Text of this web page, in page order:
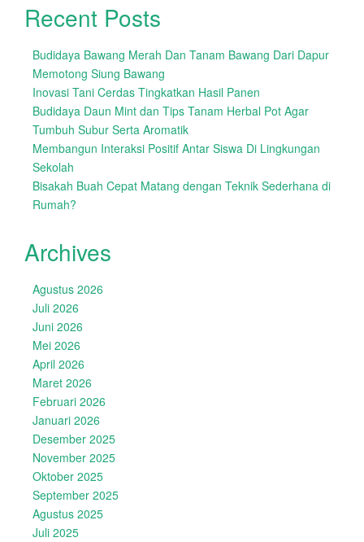
Recent Posts
Budidaya Bawang Merah Dan Tanam Bawang Dari Dapur
Memotong Siung Bawang
Inovasi Tani Cerdas Tingkatkan Hasil Panen
Budidaya Daun Mint dan Tips Tanam Herbal Pot Agar
Tumbuh Subur Serta Aromatik
Membangun Interaksi Positif Antar Siswa Di Lingkungan
Sekolah
Bisakah Buah Cepat Matang dengan Teknik Sederhana di
Rumah?
Archives
Agustus 2026
Juli 2026
Juni 2026
Mei 2026
April 2026
Maret 2026
Februari 2026
Januari 2026
Desember 2025
November 2025
Oktober 2025
September 2025
Agustus 2025
Juli 2025